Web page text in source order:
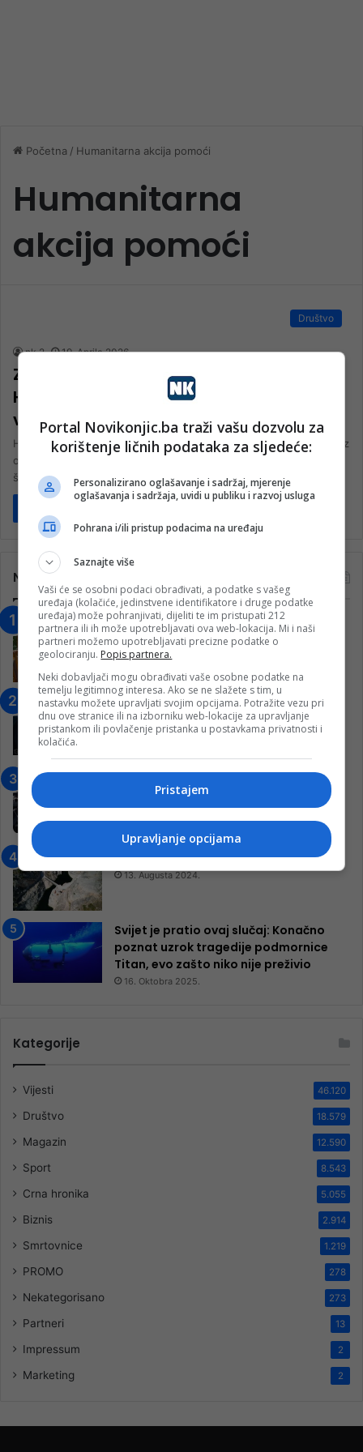
Početna / Humanitarna akcija pomoći
Humanitarna
akcija pomoći
Društvo
nk 2 19. Aprila 2026.
Završena akcija pomoći za porodicu
Halvadžija, Jusuf Nurkić uplatio
velikodušan iznos
Humanitarna akcija pomoći porodici Halvadžija, koju su pokrenuli iz
organizacije Pomozi.ba, uspješno je završena tokom noći, nakon
što je prikupljen…
Najčitanije
“Obrazovanje gradi BiH-Jovan Divjak“
– Konjic je u posljednje 22 godine imao
25 ​​stipendista
15. Februara 2023.
Nogometaši Igmana iznenadili
Konjičanke cvijećem i besplatnim
ulazom na utakmicu
Pokrenuta kampanja za izgradnju
Neretva zavijena u crno
13. Augusta 2024.
Svijet je pratio ovaj slučaj: Konačno
poznat uzrok tragedije podmornice
Titan, evo zašto niko nije preživio
16. Oktobra 2025.
Kategorije
Vijesti 46.120
Društvo 18.579
Magazin 12.590
Sport 8.543
Crna hronika 5.055
Biznis 2.914
Smrtovnice 1.219
PROMO 278
Nekategorisano 273
Partneri 13
Impressum 2
Marketing 2
Portal Novikonjic.ba traži vašu dozvolu za
korištenje ličnih podataka za sljedeće:
Personalizirano oglašavanje i sadržaj, mjerenje
oglašavanja i sadržaja, uvidi u publiku i razvoj usluga
Pohrana i/ili pristup podacima na uređaju
Saznajte više
Vaši će se osobni podaci obrađivati, a podatke s vašeg
uređaja (kolačiće, jedinstvene identifikatore i druge podatke
uređaja) može pohranjivati, dijeliti te im pristupati 212
partnera ili ih može upotrebljavati ova web-lokacija. Mi i naši
partneri možemo upotrebljavati precizne podatke o
geolociranju. Popis partnera.
Neki dobavljači mogu obrađivati vaše osobne podatke na
temelju legitimnog interesa. Ako se ne slažete s tim, u
nastavku možete upravljati svojim opcijama. Potražite vezu pri
dnu ove stranice ili na izborniku web-lokacije za upravljanje
pristankom ili povlačenje pristanka u postavkama privatnosti i
kolačića.
Pristajem
Upravljanje opcijama